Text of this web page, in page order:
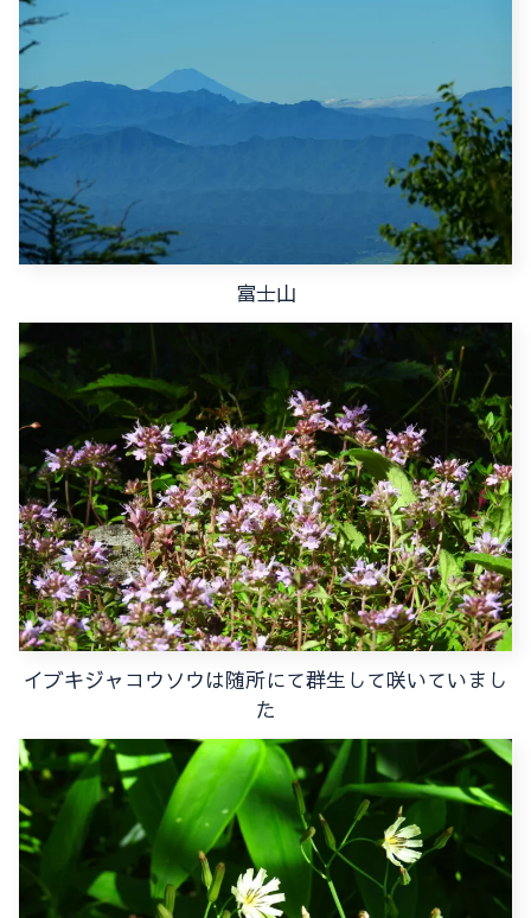
富士山
イブキジャコウソウは随所にて群生して咲いていまし
た